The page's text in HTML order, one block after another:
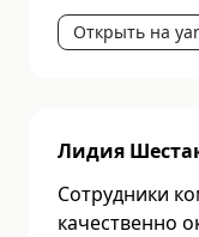
Открыть на
Лидия
Сотрудники
качественно